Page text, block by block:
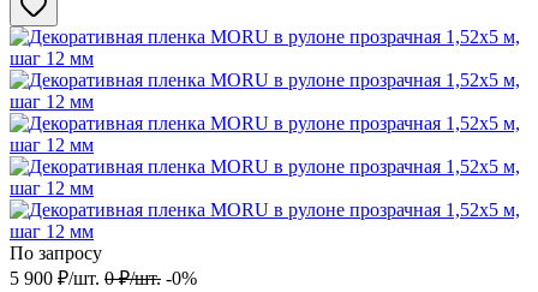
По запросу
5 900 ₽/шт. 0 ₽/шт. -0%